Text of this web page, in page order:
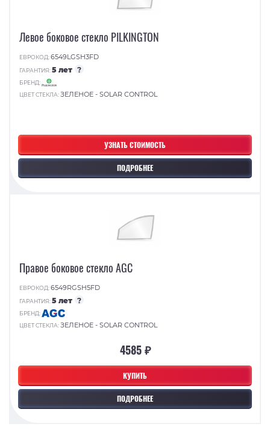
УЗНАТЬ СТОИМОСТЬ
ПОДРОБНЕЕ
Левое боковое стекло PILKINGTON
ЕВРОКОД:6549LGSH3FD
ГАРАНТИЯ:5 лет ?
БРЕНД:
ЦВЕТ СТЕКЛА:ЗЕЛЕНОЕ - SOLAR CONTROL
КУПИТЬ
ПОДРОБНЕЕ
Правое боковое стекло AGC
ЕВРОКОД:6549RGSH5FD
ГАРАНТИЯ:5 лет ?
БРЕНД:
ЦВЕТ СТЕКЛА:ЗЕЛЕНОЕ - SOLAR CONTROL
4585 ₽